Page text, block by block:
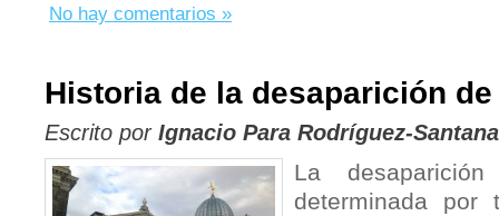
No hay comentarios »
Historia de la desaparición
Escrito por Ignacio Para Rodríguez-Santana
La
determinada por